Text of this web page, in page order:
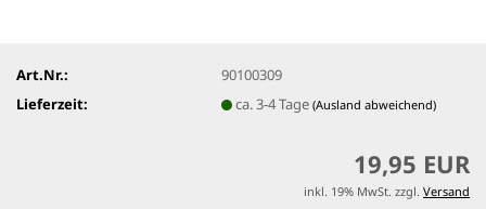
Art.Nr.:
90100309
Lieferzeit:
ca. 3-4 Tage(Ausland abweichend)
19,95 EUR
inkl. 19% MwSt. zzgl. Versand